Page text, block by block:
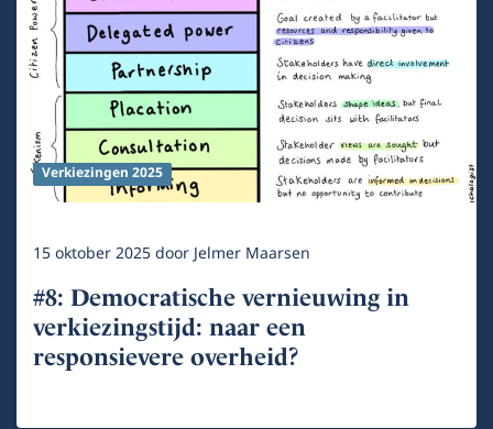
Verkiezingen 2025
15 oktober 2025doorJelmer Maarsen
#8: Democratische vernieuwing in
verkiezingstijd: naar een
responsievere overheid?